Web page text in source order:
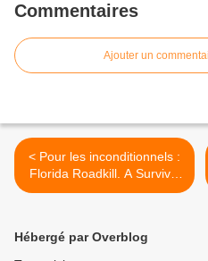
Commentaires
Ajouter un
< Pour les inconditionnels :
Florida Roadkill. A Survival
Guide, de Tim Dorsey
Hébergé par Overblog